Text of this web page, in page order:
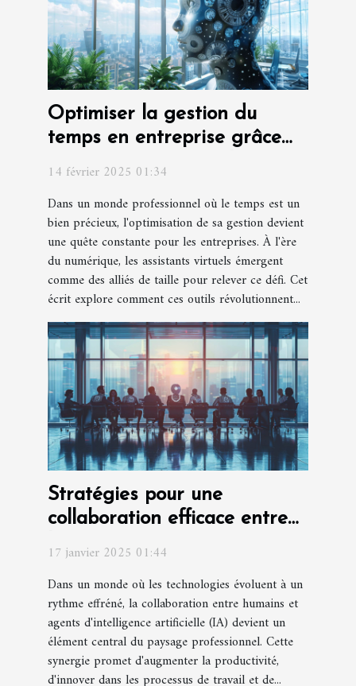
Optimiser la gestion du
temps en entreprise grâce
14 février 2025 01:34
Dans un monde professionnel où le temps est un
bien précieux, l'optimisation de sa gestion devient
une quête constante pour les entreprises. À l'ère
du numérique, les assistants virtuels émergent
comme des alliés de taille pour relever ce défi. Cet
écrit explore comment ces outils révolutionnent...
Stratégies pour une
collaboration efficace entre
humains et agents IA
17 janvier 2025 01:44
Dans un monde où les technologies évoluent à un
rythme effréné, la collaboration entre humains et
agents d'intelligence artificielle (IA) devient un
élément central du paysage professionnel. Cette
synergie promet d'augmenter la productivité,
d'innover dans les processus de travail et de...